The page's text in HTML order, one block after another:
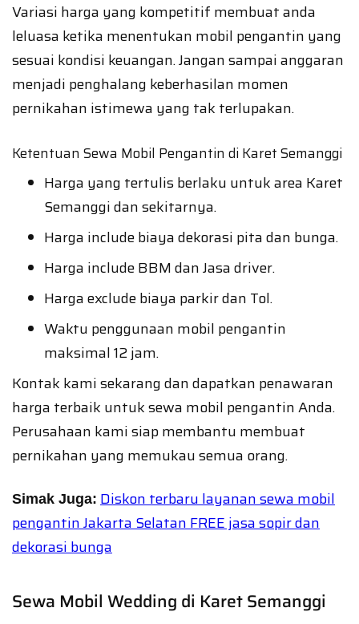
Variasi harga yang kompetitif membuat anda
leluasa ketika menentukan mobil pengantin yang
sesuai kondisi keuangan. Jangan sampai anggaran
menjadi penghalang keberhasilan momen
pernikahan istimewa yang tak terlupakan.
Ketentuan Sewa Mobil Pengantin di Karet Semanggi
Harga yang tertulis berlaku untuk area Karet
Semanggi dan sekitarnya.
Harga include biaya dekorasi pita dan bunga.
Harga include BBM dan Jasa driver.
Harga exclude biaya parkir dan Tol.
Waktu penggunaan mobil pengantin
maksimal 12 jam.
Kontak kami sekarang dan dapatkan penawaran
harga terbaik untuk sewa mobil pengantin Anda.
Perusahaan kami siap membantu membuat
pernikahan yang memukau semua orang.
Simak Juga: Diskon terbaru layanan sewa mobil
pengantin Jakarta Selatan FREE jasa sopir dan
dekorasi bunga
Sewa Mobil Wedding di Karet Semanggi